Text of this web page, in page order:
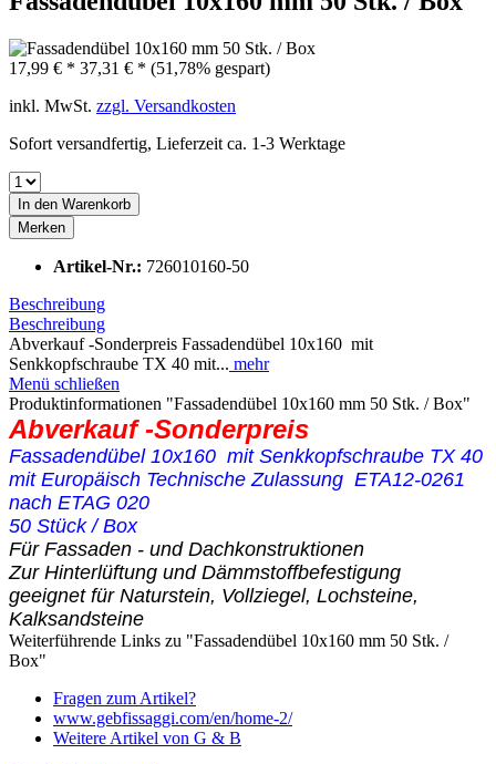
17,99 € * 37,31 € * (51,78% gespart)
inkl. MwSt. zzgl. Versandkosten
Sofort versandfertig, Lieferzeit ca. 1-3 Werktage
In den Warenkorb
Merken
Artikel-Nr.: 726010160-50
Beschreibung
Beschreibung
Abverkauf -Sonderpreis Fassadendübel 10x160 mit
Senkkopfschraube TX 40 mit... mehr
Menü schließen
Produktinformationen "Fassadendübel 10x160 mm 50 Stk. / Box"
Abverkauf -Sonderpreis
Fassadendübel 10x160 mit Senkkopfschraube TX 40
mit Europäisch Technische Zulassung ETA12-0261
nach ETAG 020
50 Stück / Box
Für Fassaden - und Dachkonstruktionen
Zur Hinterlüftung und Dämmstoffbefestigung
geeignet für Naturstein, Vollziegel, Lochsteine,
Kalksandsteine
Weiterführende Links zu "Fassadendübel 10x160 mm 50 Stk. /
Box"
Fragen zum Artikel?
www.gebfissaggi.com/en/home-2/
Weitere Artikel von G & B